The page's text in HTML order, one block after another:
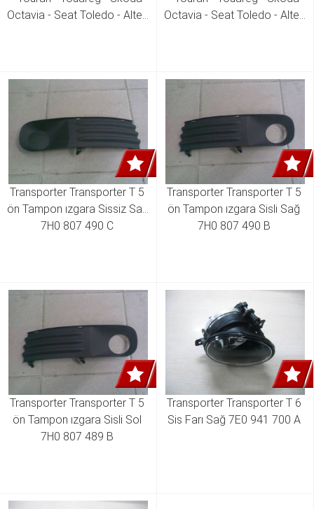
Octavia - Seat Toledo - Altea
Octavia - Seat Toledo - Altea
Transporter Transporter T 5
ön Tampon ızgara Sissiz Sağ
7H0 807 490 C
Transporter Transporter T 5
ön Tampon ızgara Sisli Sağ
7H0 807 490 B
Transporter Transporter T 5
ön Tampon ızgara Sisli Sol
7H0 807 489 B
Transporter Transporter T 6
Sis Farı Sağ 7E0 941 700 A